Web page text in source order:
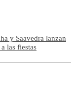
y Saavedra lanzan
las fiestas